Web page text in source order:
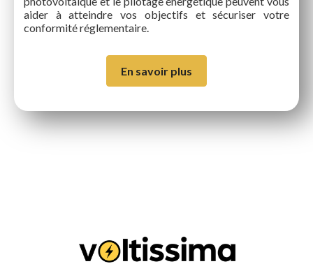
aider à atteindre vos objectifs et sécuriser votre
conformité réglementaire.
En savoir plus